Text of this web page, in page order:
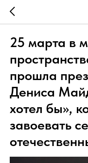
25 марта в
прошла
Дениса
хотел бы»,
завоевать